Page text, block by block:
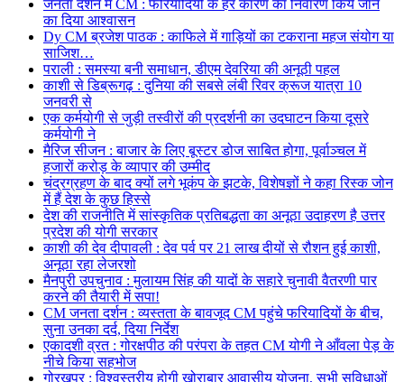
जनता दर्शन में CM : फरियादियों के हर कारण का निवारण किये जाने
का दिया आश्वासन
Dy CM ब्रजेश पाठक : काफिले में गाड़ियों का टकराना महज संयोग या
साजिश…
पराली : समस्या बनी समाधान, डीएम देवरिया की अनूठी पहल
काशी से डिब्रूगढ़ : दुनिया की सबसे लंबी रिवर क्रूज यात्रा 10
जनवरी से
एक कर्मयोगी से जुड़ी तस्वीरों की प्रदर्शनी का उदघाटन किया दूसरे
कर्मयोगी ने
मैरिज सीजन : बाजार के लिए बूस्टर डोज साबित होगा, पूर्वाञ्चल में
हजारों करोड़ के व्यापार की उम्मीद
चंद्रग्रहण के बाद क्यों लगे भूकंप के झटके, विशेषज्ञों ने कहा रिस्क जोन
में हैं देश के कुछ हिस्से
देश की राजनीति में सांस्कृतिक प्रतिबद्धता का अनूठा उदाहरण है उत्तर
प्रदेश की योगी सरकार
काशी की देव दीपावली : देव पर्व पर 21 लाख दीयों से रौशन हुई काशी,
अनूठा रहा लेजरशो
मैनपुरी उपचुनाव : मुलायम सिंह की यादों के सहारे चुनावी वैतरणी पार
करने की तैयारी में सपा!
CM जनता दर्शन : व्यस्तता के बावजूद CM पहुंचे फरियादियों के बीच,
सुना उनका दर्द, दिया निर्देश
एकादशी व्रत : गोरक्षपीठ की परंपरा के तहत CM योगी ने आँवला पेड़ के
नीचे किया सहभोज
गोरखपुर : विश्वस्तरीय होगी खोराबार आवासीय योजना, सभी सुविधाओं